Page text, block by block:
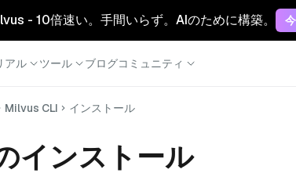
- 10倍速い。手間いらず。AIのために構築。
アル ツール ブログコミュニティ
Milvus CLI インストール
インストール